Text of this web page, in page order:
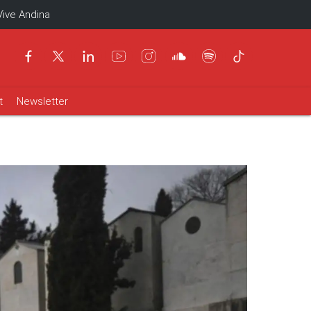
Andina
Newsletter